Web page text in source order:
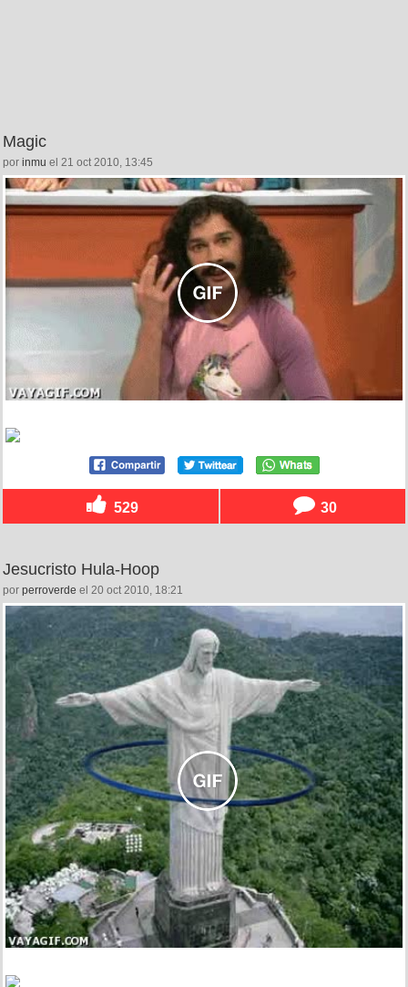
Magic
por inmu el 21 oct 2010, 13:45
529 30
Jesucristo Hula-Hoop
por perroverde el 20 oct 2010, 18:21